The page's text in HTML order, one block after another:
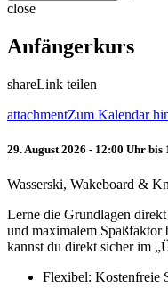
close
Anfängerkurs
shareLink teilen
attachmentZum Kalendar
29. August 2026 - 12:00 Uhr bis
Wasserski, Wakeboard &
Lerne die Grundlagen
und maximalem Spaßfaktor
kannst du direkt sicher im
Flexibel: Kostenfreie